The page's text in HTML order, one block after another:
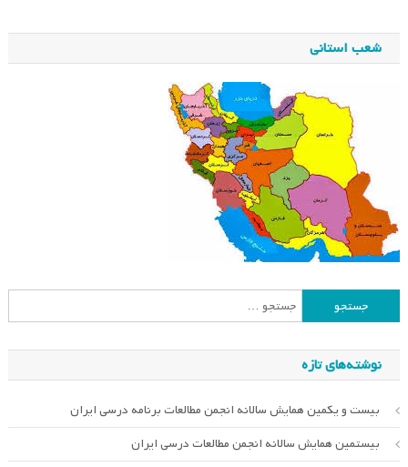
شعب استانی
برای:
نوشته‌های تازه
بیست و یکمین همایش سالانه انجمن مطالعات برنامه درسی ایران
بیستمین همایش سالانه انجمن مطالعات درسی ایران